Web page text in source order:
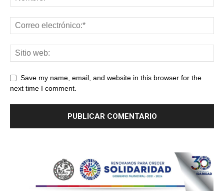
Save my name, email, and website in this browser for the
next time I comment.